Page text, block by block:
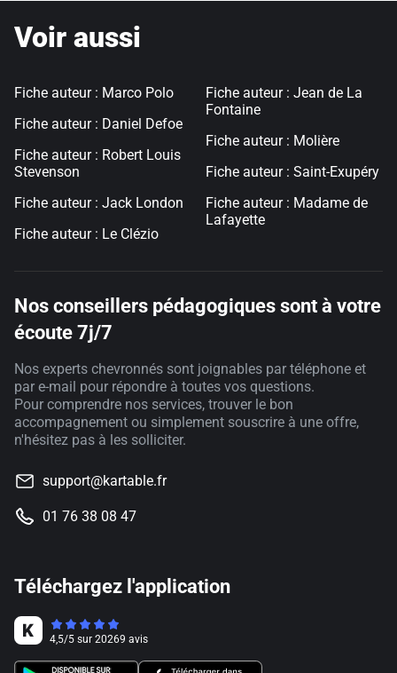
Voir aussi
Fiche auteur : Marco Polo
Fiche auteur : Daniel Defoe
Fiche auteur : Robert Louis
Stevenson
Fiche auteur : Jack London
Fiche auteur : Le Clézio
Fiche auteur : Jean de La
Fontaine
Fiche auteur : Molière
Fiche auteur : Saint-Exupéry
Fiche auteur : Madame de
Lafayette
Nos conseillers pédagogiques sont à votre
écoute 7j/7
Nos experts chevronnés sont joignables par téléphone et
par e-mail pour répondre à toutes vos questions.
Pour comprendre nos services, trouver le bon
accompagnement ou simplement souscrire à une offre,
n'hésitez pas à les solliciter.
support@kartable.fr
01 76 38 08 47
Téléchargez l'application
4,5/5 sur 20269 avis